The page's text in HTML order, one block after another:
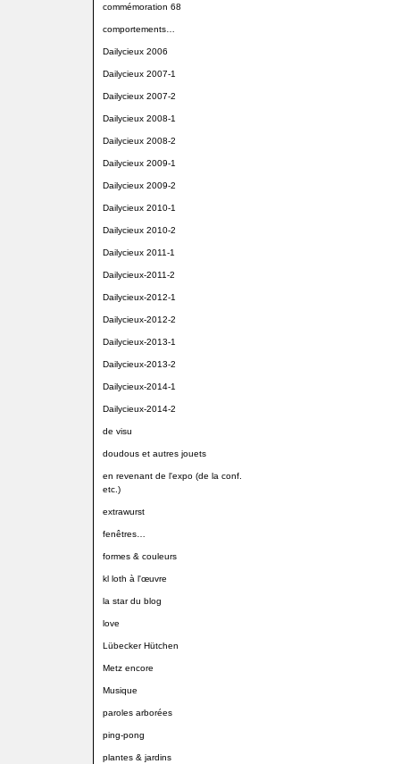
commémoration 68
comportements…
Dailycieux 2006
Dailycieux 2007-1
Dailycieux 2007-2
Dailycieux 2008-1
Dailycieux 2008-2
Dailycieux 2009-1
Dailycieux 2009-2
Dailycieux 2010-1
Dailycieux 2010-2
Dailycieux 2011-1
Dailycieux-2011-2
Dailycieux-2012-1
Dailycieux-2012-2
Dailycieux-2013-1
Dailycieux-2013-2
Dailycieux-2014-1
Dailycieux-2014-2
de visu
doudous et autres jouets
en revenant de l'expo (de la conf.
etc.)
extrawurst
fenêtres…
formes & couleurs
kl loth à l'œuvre
la star du blog
love
Lübecker Hütchen
Metz encore
Musique
paroles arborées
ping-pong
plantes & jardins